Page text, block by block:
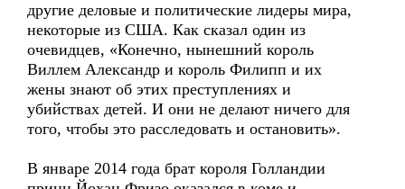
другие деловые и политические лидеры мира,
некоторые из США. Как сказал один из
очевидцев, «Конечно, нынешний король
Виллем Александр и король Филипп и их
жены знают об этих преступлениях и
убийствах детей. И они не делают ничего для
того, чтобы это расследовать и остановить».
В январе 2014 года брат короля Голландии